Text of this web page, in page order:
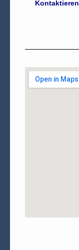
Kontaktieren